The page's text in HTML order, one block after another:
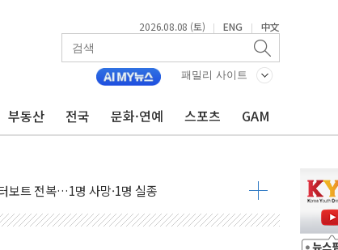
2026.08.08 (토) | ENG | 中文
패밀리 사이트
부동산 전국 문화·연예 스포츠 GAM
습 한계·탄약 부족 현실화
50㎜ 폭우…강원 동해안 강한 비 어어져
동…60대 남성 2명 숨져
보는 일 없게"…'결혼 페널티' 22개 과제 손본다
날 참석..."국제적 시민 연대로 목소리 내야"
실종 60대 나흘만에 숨진 채 발견